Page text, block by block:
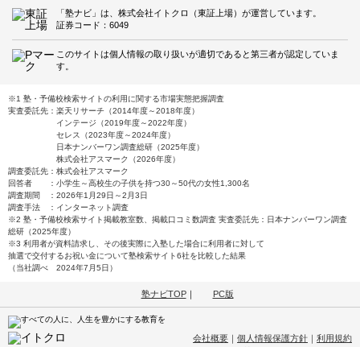
「塾ナビ」は、株式会社イトクロ（東証上場）が運営しています。
証券コード：6049
このサイトは個人情報の取り扱いが適切であると第三者が認定していま
す。
※1 塾・予備校検索サイトの利用に関する市場実態把握調査
実査委託先：楽天リサーチ（2014年度～2018年度）
インテージ（2019年度～2022年度）
セレス（2023年度～2024年度）
日本ナンバーワン調査総研（2025年度）
株式会社アスマーク（2026年度）
調査委託先：株式会社アスマーク
回答者 ：小学生～高校生の子供を持つ30～50代の女性1,300名
調査期間 ：2026年1月29日～2月3日
調査手法 ：インターネット調査
※2 塾・予備校検索サイト掲載教室数、掲載口コミ数調査 実査委託先：日本ナンバーワン調査
総研（2025年度）
※3 利用者が資料請求し、その後実際に入塾した場合に利用者に対して
抽選で交付するお祝い金について塾検索サイト6社を比較した結果
（当社調べ 2024年7月5日）
塾ナビTOP｜ PC版
会社概要 ｜ 個人情報保護方針 ｜ 利用規約